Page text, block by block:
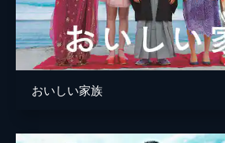
木村則文
監督
脚本
音楽
おいしい家族